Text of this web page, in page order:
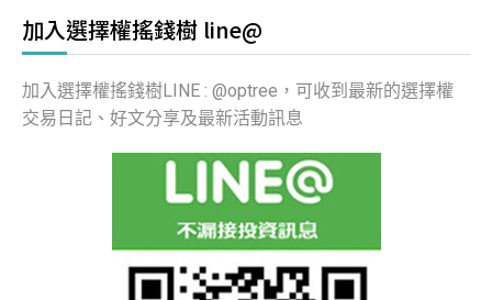
加入選擇權搖錢樹 line@
加入選擇權搖錢樹LINE : @optree，可收到最新的選擇權
交易日記、好文分享及最新活動訊息